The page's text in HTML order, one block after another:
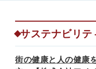
サステナビリテ
街の健康と人の健康